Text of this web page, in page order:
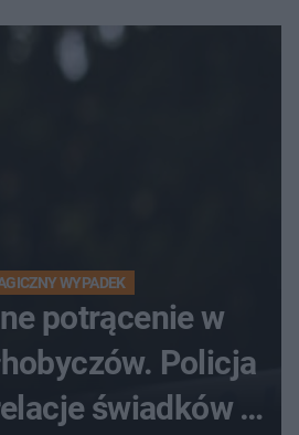
WYPADEK
potrącenie w
Policja
świadków i